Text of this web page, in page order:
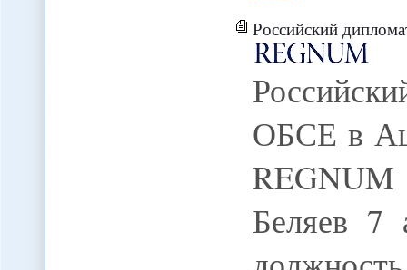
Российский
ОБСЕ в
REGNUM
Беляев 7